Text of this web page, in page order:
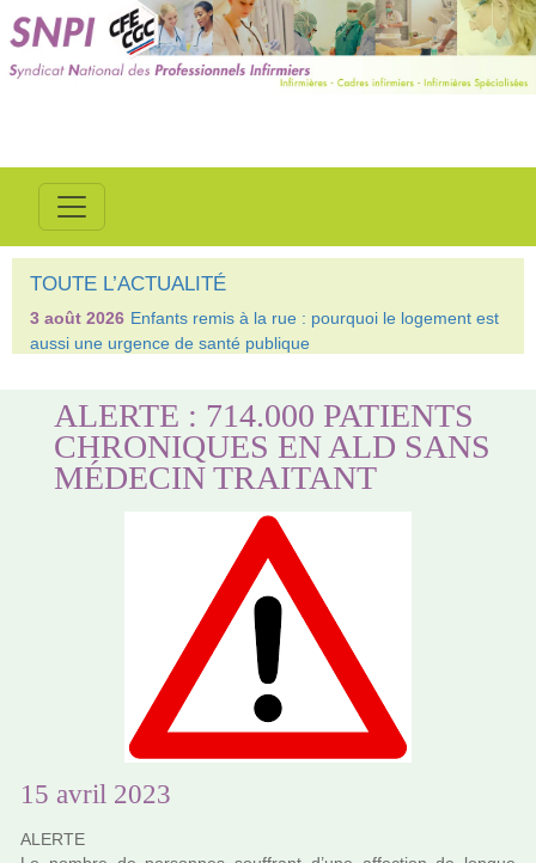
TOUTE L’ACTUALITÉ
3 août 2026 Enfants remis à la rue : pourquoi le logement est
aussi une urgence de santé publique
ALERTE : 714.000 PATIENTS
CHRONIQUES EN ALD SANS
MÉDECIN TRAITANT
15 avril 2023
ALERTE